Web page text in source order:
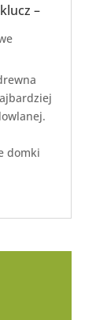
–
domki